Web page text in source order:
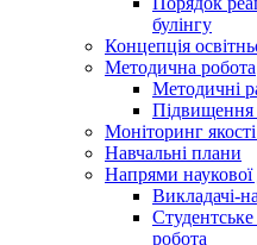
булінгу
Концепція
Методична робота
Методичні
Підвищення
Моніторинг якості
Навчальні плани
Напрями наукової
Викладачі-
робота